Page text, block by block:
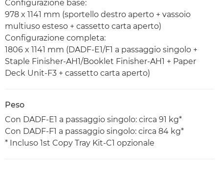
Configurazione base:
978 x 1141 mm (sportello destro aperto + vassoio
multiuso esteso + cassetto carta aperto)
Configurazione completa:
1806 x 1141 mm (DADF-E1/F1 a passaggio singolo +
Staple Finisher-AH1/Booklet Finisher-AH1 + Paper
Deck Unit-F3 + cassetto carta aperto)
Peso
Con DADF-E1 a passaggio singolo: circa 91 kg*
Con DADF-F1 a passaggio singolo: circa 84 kg*
* Incluso 1st Copy Tray Kit-C1 opzionale